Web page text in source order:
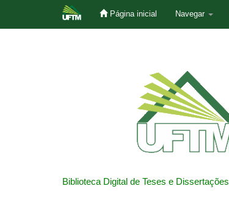
Página inicial Navegar
Biblioteca Digital de Teses e Dissertações